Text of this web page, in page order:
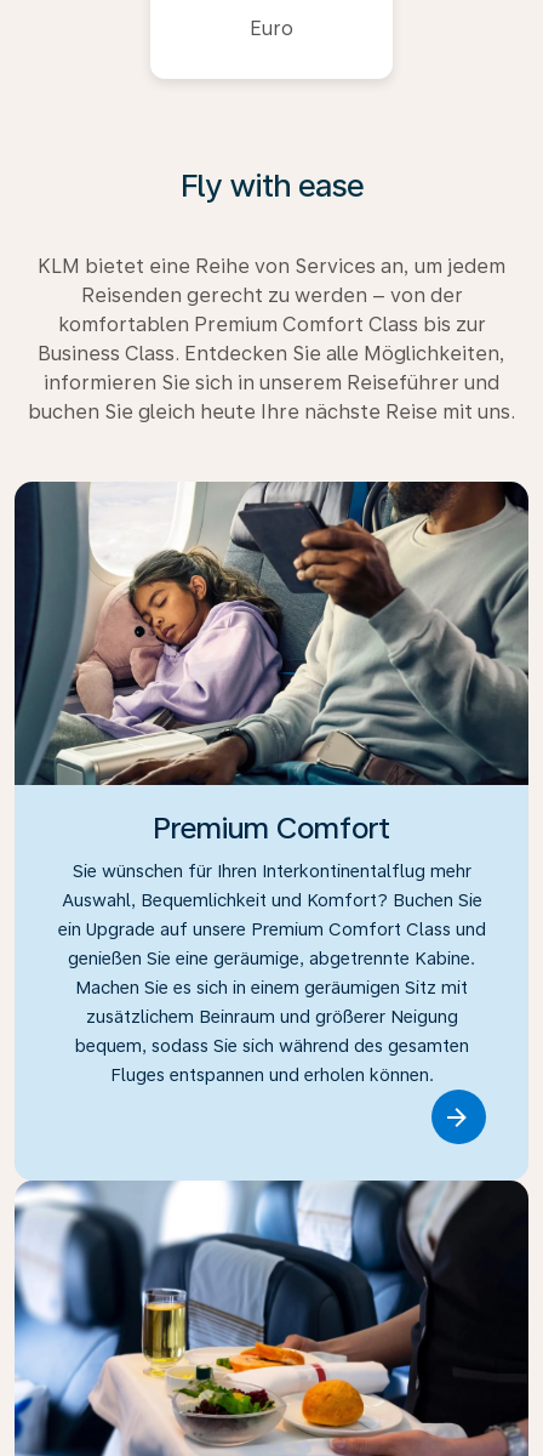
Euro
Fly with ease
KLM bietet eine Reihe von Services an, um jedem
Reisenden gerecht zu werden – von der
komfortablen Premium Comfort Class bis zur
Business Class. Entdecken Sie alle Möglichkeiten,
informieren Sie sich in unserem Reiseführer und
buchen Sie gleich heute Ihre nächste Reise mit uns.
Premium Comfort
Sie wünschen für Ihren Interkontinentalflug mehr
Auswahl, Bequemlichkeit und Komfort? Buchen Sie
ein Upgrade auf unsere Premium Comfort Class und
genießen Sie eine geräumige, abgetrennte Kabine.
Machen Sie es sich in einem geräumigen Sitz mit
zusätzlichem Beinraum und größerer Neigung
bequem, sodass Sie sich während des gesamten
Fluges entspannen und erholen können.